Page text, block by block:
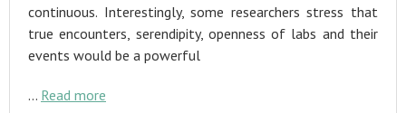
continuous. Interestingly, some researchers stress that
true encounters, serendipity, openness of labs and their
events would be a powerful
… Read more